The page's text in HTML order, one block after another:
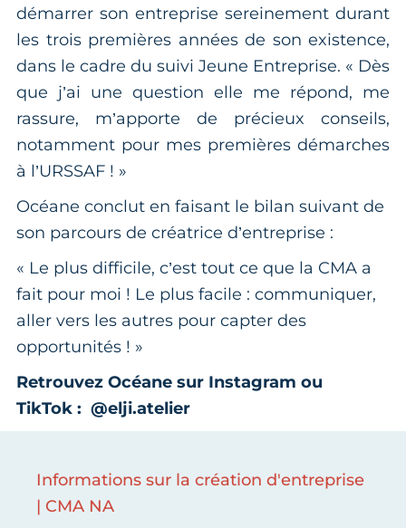
démarrer son entreprise sereinement durant
les trois premières années de son existence,
dans le cadre du suivi Jeune Entreprise. « Dès
que j’ai une question elle me répond, me
rassure, m’apporte de précieux conseils,
notamment pour mes premières démarches
à l’URSSAF ! »
Océane conclut en faisant le bilan suivant de
son parcours de créatrice d’entreprise :
« Le plus difficile, c’est tout ce que la CMA a
fait pour moi ! Le plus facile : communiquer,
aller vers les autres pour capter des
opportunités ! »
Retrouvez Océane sur Instagram ou
TikTok : @elji.atelier
Informations sur la création d'entreprise
| CMA NA